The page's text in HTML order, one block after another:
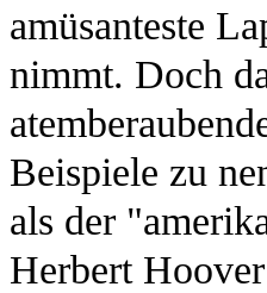
amüsanteste
nimmt. Doch
Beispiele zu
als der
Herbert